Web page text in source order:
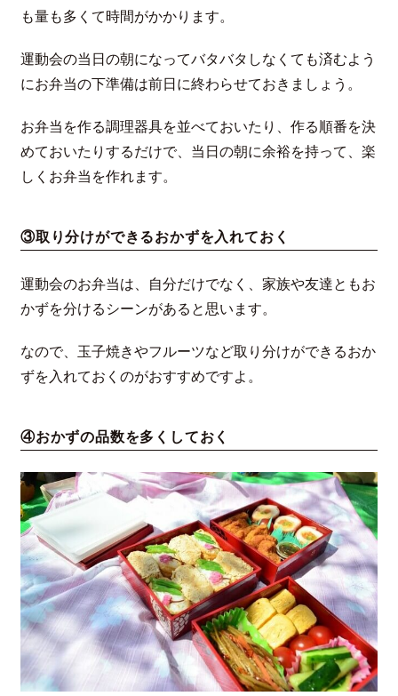
も量も多くて時間がかかります。
運動会の当日の朝になってバタバタしなくても済むよう
にお弁当の下準備は前日に終わらせておきましょう。
お弁当を作る調理器具を並べておいたり、作る順番を決
めておいたりするだけで、当日の朝に余裕を持って、楽
しくお弁当を作れます。
③取り分けができるおかずを入れておく
運動会のお弁当は、自分だけでなく、家族や友達ともお
かずを分けるシーンがあると思います。
なので、玉子焼きやフルーツなど取り分けができるおか
ずを入れておくのがおすすめですよ。
④おかずの品数を多くしておく